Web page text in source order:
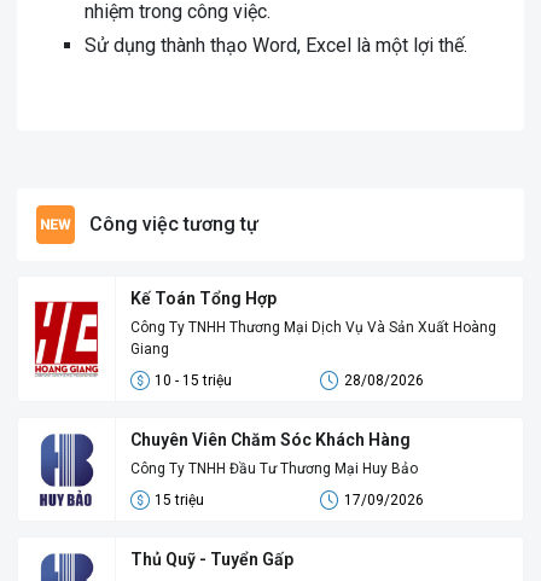
nhiệm trong công việc.
Sử dụng thành thạo Word, Excel là một lợi thế.
Công việc tương tự
Kế Toán Tổng Hợp
Công Ty TNHH Thương Mại Dịch Vụ Và Sản Xuất Hoàng
Giang
10 - 15 triệu
28/08/2026
Chuyên Viên Chăm Sóc Khách Hàng
Công Ty TNHH Đầu Tư Thương Mại Huy Bảo
15 triệu
17/09/2026
Thủ Quỹ - Tuyển Gấp